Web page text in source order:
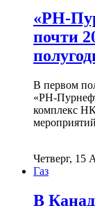
«РН-
почти
В первом
«РН-
комплекс
Четверг, 15
Газ
В